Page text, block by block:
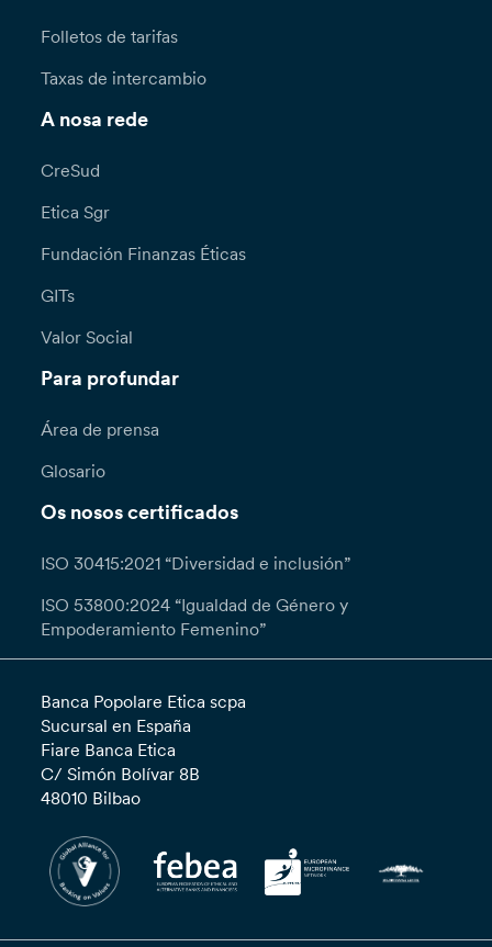
Folletos de tarifas
Taxas de intercambio
A nosa rede
CreSud
Etica Sgr
Fundación Finanzas Éticas
GITs
Valor Social
Para profundar
Área de prensa
Glosario
Os nosos certificados
ISO 30415:2021 “Diversidad e inclusión”
ISO 53800:2024 “Igualdad de Género y
Empoderamiento Femenino”
Banca Popolare Etica scpa
Sucursal en España
Fiare Banca Etica
C/ Simón Bolívar 8B
48010 Bilbao